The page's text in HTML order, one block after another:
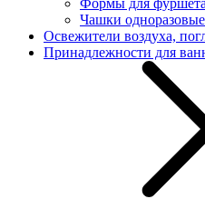
Чашки одноразовые
Освежители воздуха,
Принадлежности для